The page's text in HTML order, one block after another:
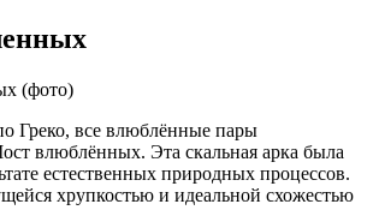
Греко, все влюблённые пары
влюблённых. Эта скальная арка была
естественных природных процессов.
хрупкостью и идеальной схожестью